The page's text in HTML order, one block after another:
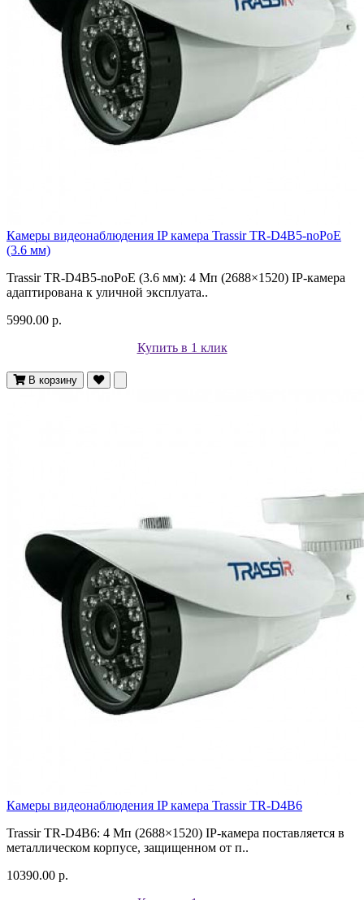
Камеры видеонаблюдения IP камера Trassir TR-D4B5-noPoE
(3.6 мм)
Trassir TR-D4B5-noPoE (3.6 мм): 4 Мп (2688×1520) IP-камера
адаптирована к уличной эксплуата..
5990.00 р.
Купить в 1 клик
В корзину
Камеры видеонаблюдения IP камера Trassir TR-D4B6
Trassir TR-D4B6: 4 Мп (2688×1520) IP-камера поставляется в
металлическом корпусе, защищенном от п..
10390.00 р.